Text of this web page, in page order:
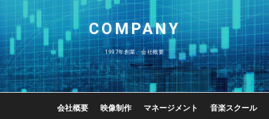
COMPANY
1997年創業、会社概要
会社概要 映像制作 マネージメント 音楽スクール